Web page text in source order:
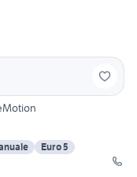
Euro 5